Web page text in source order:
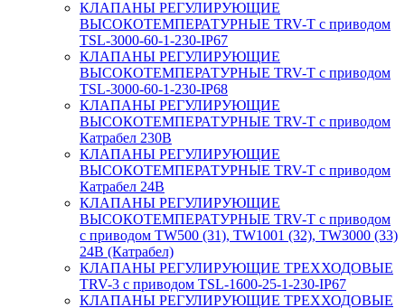
КЛАПАНЫ РЕГУЛИРУЮЩИЕ
ВЫСОКОТЕМПЕРАТУРНЫЕ TRV-T с приводом
TSL-3000-60-1-230-IP67
КЛАПАНЫ РЕГУЛИРУЮЩИЕ
ВЫСОКОТЕМПЕРАТУРНЫЕ TRV-T с приводом
TSL-3000-60-1-230-IP68
КЛАПАНЫ РЕГУЛИРУЮЩИЕ
ВЫСОКОТЕМПЕРАТУРНЫЕ TRV-T с приводом
Катрабел 230В
КЛАПАНЫ РЕГУЛИРУЮЩИЕ
ВЫСОКОТЕМПЕРАТУРНЫЕ TRV-T с приводом
Катрабел 24В
КЛАПАНЫ РЕГУЛИРУЮЩИЕ
ВЫСОКОТЕМПЕРАТУРНЫЕ TRV-T с приводом
с приводом TW500 (31), TW1001 (32), TW3000 (33)
24В (Катрабел)
КЛАПАНЫ РЕГУЛИРУЮЩИЕ ТРЕХХОДОВЫЕ
TRV-3 с приводом TSL-1600-25-1-230-IP67
КЛАПАНЫ РЕГУЛИРУЮЩИЕ ТРЕХХОДОВЫЕ